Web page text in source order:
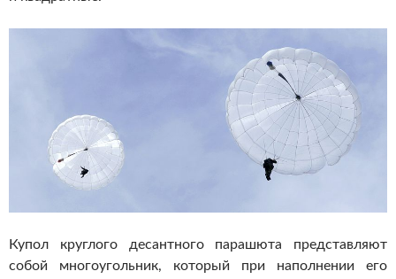
Купол круглого десантного парашюта представляют
собой многоугольник, который при наполнении его